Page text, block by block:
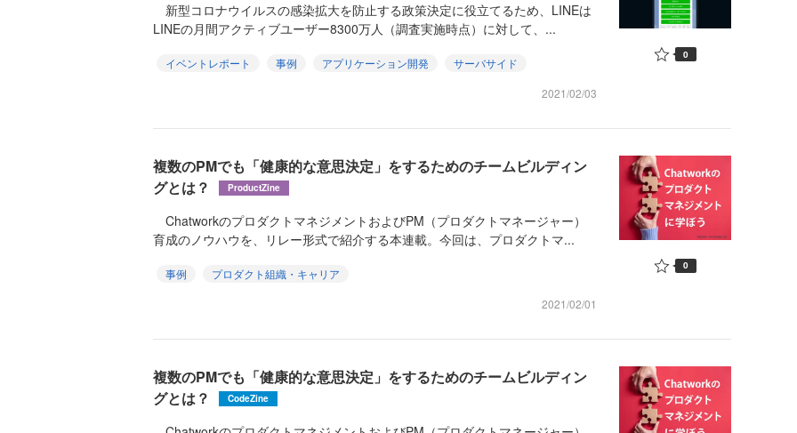
新型コロナウイルスの感染拡大を防止する政策決定に役立てるため、LINEは
LINEの月間アクティブユーザー8300万人（調査実施時点）に対して、...
イベントレポート 事例 アプリケーション開発
サーバサイド
2021/02/03
0
複数のPMでも「健康的な意思決定」をするためのチームビルディン
グとは？
ProductZine
ChatworkのプロダクトマネジメントおよびPM（プロダクトマネージャー）
育成のノウハウを、リレー形式で紹介する本連載。今回は、プロダクトマ...
事例
プロダクト組織・キャリア
2021/02/01
0
複数のPMでも「健康的な意思決定」をするためのチームビルディン
グとは？
CodeZine